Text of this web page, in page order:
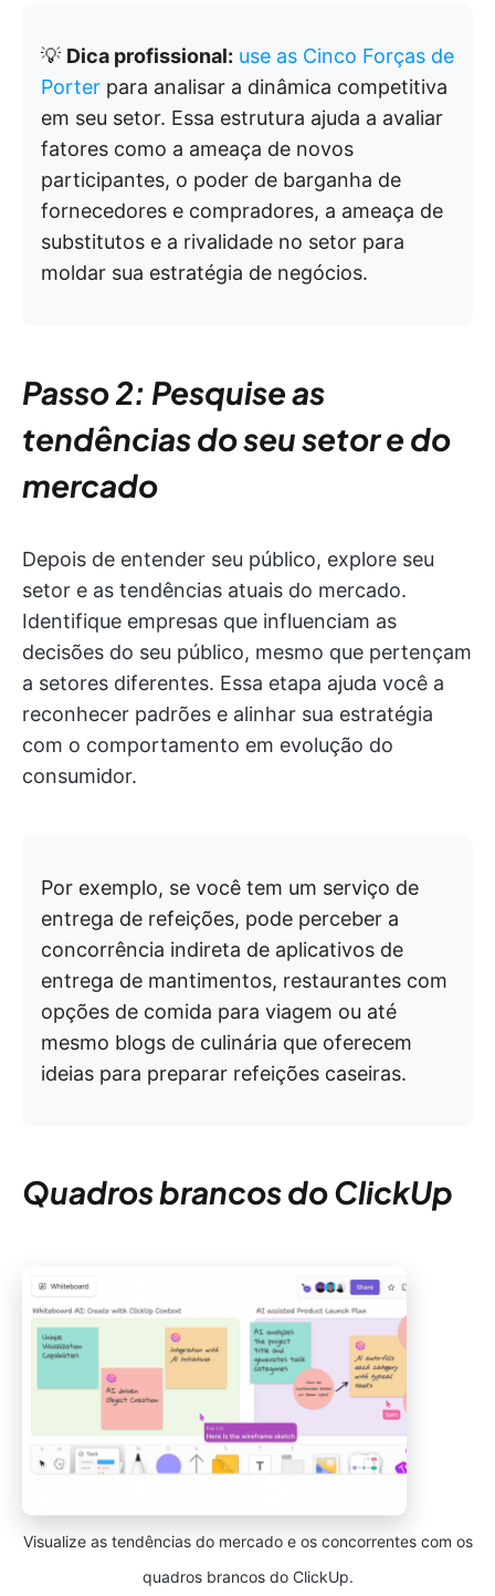
💡 Dica profissional: use as Cinco Forças de
Porter para analisar a dinâmica competitiva
em seu setor. Essa estrutura ajuda a avaliar
fatores como a ameaça de novos
participantes, o poder de barganha de
fornecedores e compradores, a ameaça de
substitutos e a rivalidade no setor para
moldar sua estratégia de negócios.
Passo 2: Pesquise as
tendências do seu setor e do
mercado
Depois de entender seu público, explore seu
setor e as tendências atuais do mercado.
Identifique empresas que influenciam as
decisões do seu público, mesmo que pertençam
a setores diferentes. Essa etapa ajuda você a
reconhecer padrões e alinhar sua estratégia
com o comportamento em evolução do
consumidor.
Por exemplo, se você tem um serviço de
entrega de refeições, pode perceber a
concorrência indireta de aplicativos de
entrega de mantimentos, restaurantes com
opções de comida para viagem ou até
mesmo blogs de culinária que oferecem
ideias para preparar refeições caseiras.
Quadros brancos do ClickUp
Visualize as tendências do mercado e os concorrentes com os
quadros brancos do ClickUp.